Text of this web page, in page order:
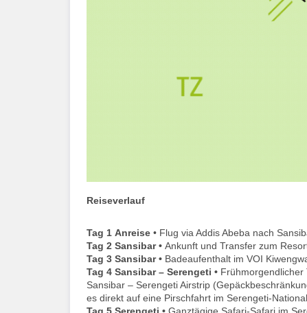
Reiseverlauf
Tag 1 Anreise • Flug via Addis Abeba nach
Tag 2 Sansibar • Ankunft und Transfer zum
Tag 3 Sansibar • Badeaufenthalt im VOI
Tag 4 Sansibar – Serengeti • Frühmorgendlicher
Sansibar – Serengeti Airstrip
es direkt auf eine Pirschfahrt im Serengeti-